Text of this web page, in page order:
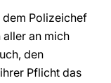
Polizeichef
an mich
den
Pflicht das